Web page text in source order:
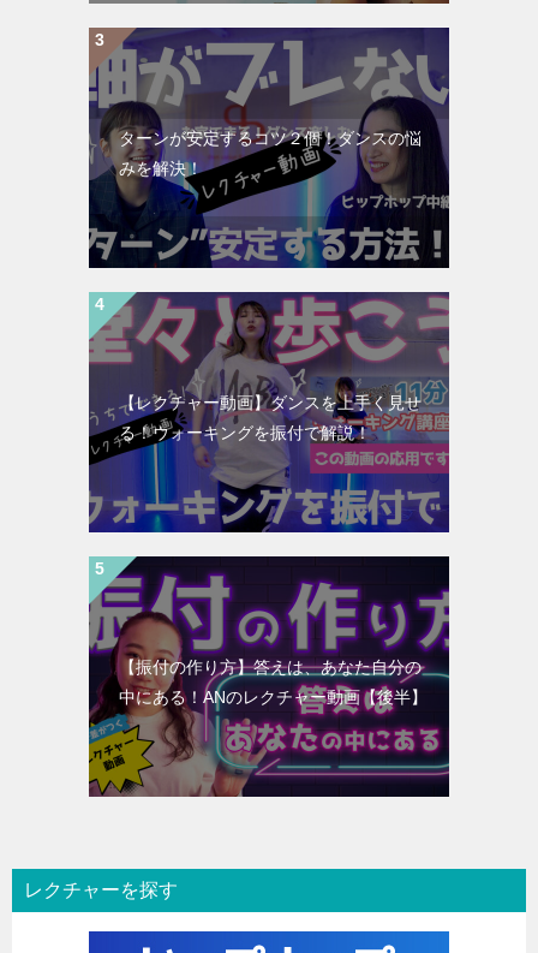
ターンが安定するコツ２個！ダンスの悩
みを解決！
【レクチャー動画】ダンスを上手く見せ
る！ウォーキングを振付で解説！
【振付の作り方】答えは、あなた自分の
中にある！ANのレクチャー動画【後半】
レクチャーを探す